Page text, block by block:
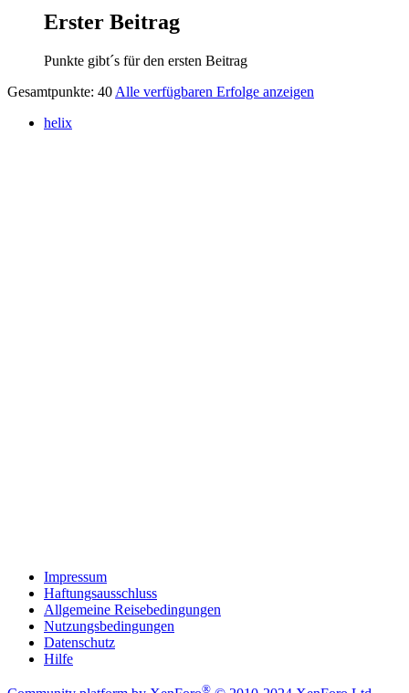
Erster Beitrag
Punkte gibt´s für den ersten Beitrag
Gesamtpunkte: 40 Alle verfügbaren Erfolge anzeigen
helix
Impressum
Haftungsausschluss
Allgemeine Reisebedingungen
Nutzungsbedingungen
Datenschutz
Hilfe
®